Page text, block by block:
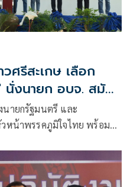
รีสะเกษ​ เลือก​
งนายก อบจ. สมัย​
ายกรัฐมนตรี และ
หน้าพรรคภูมิใจไทย​ พร้อม